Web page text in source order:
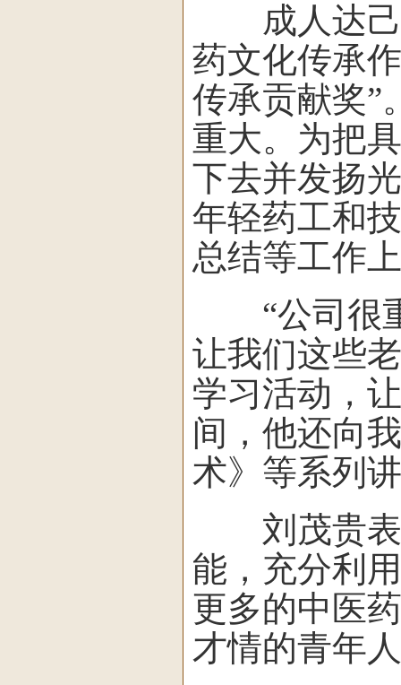
成人达己
药文化传承
传承贡献奖”
重大。为把
下去并发扬
年轻药工和
总结等工作
“公司很重
让我们这些
学习活动，
间，他还向
术》等系列
刘茂贵表
能，充分利
更多的中医
才情的青年